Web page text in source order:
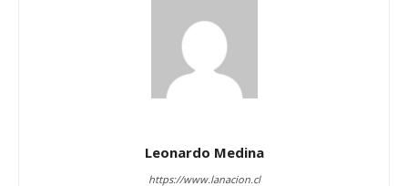
Leonardo Medina
https://www.lanacion.cl